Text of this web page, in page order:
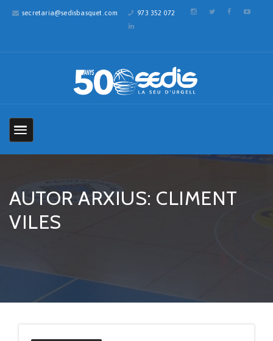
secretaria@sedisbasquet.com 973 352 072
AUTOR ARXIUS: CLIMENT
VILES